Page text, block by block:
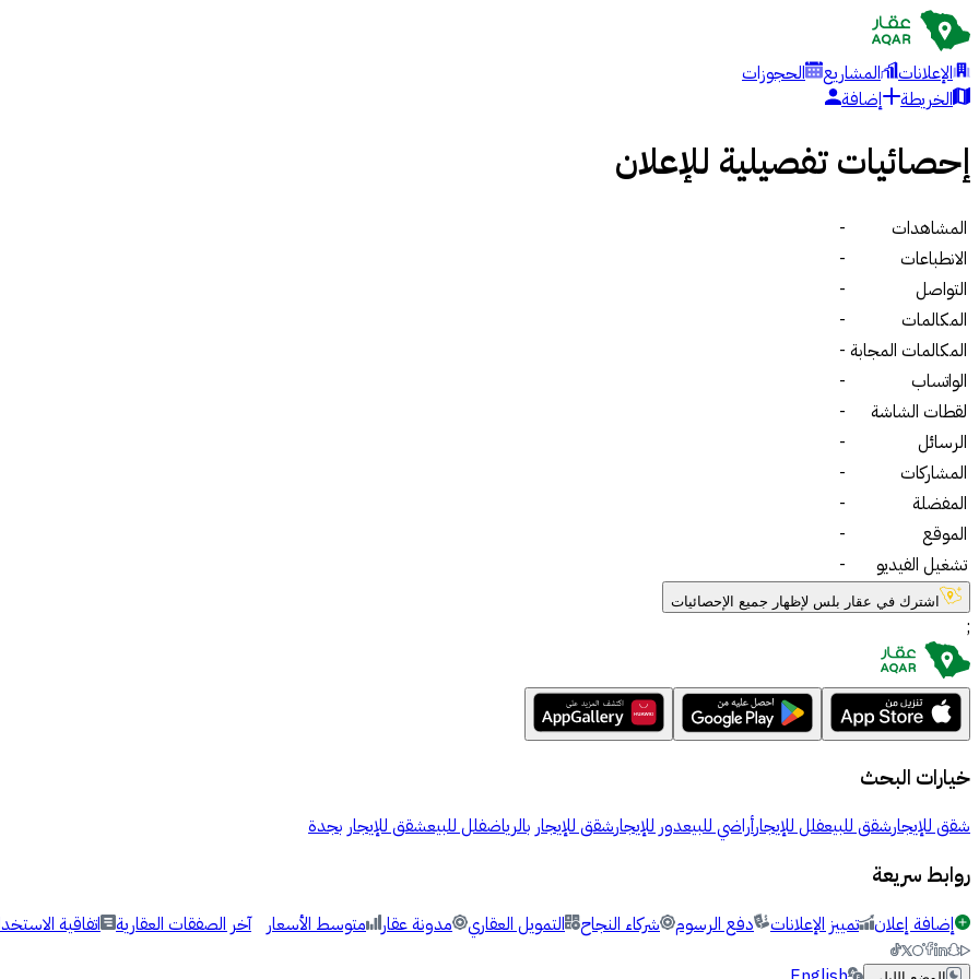
الإعلانات المشاريع
الحجوزات
الخريطة
إضافة
إحصائيات تفصيلية للإعلان
المشاهدات
-
الانطباعات
-
التواصل
-
المكالمات
-
المكالمات المجابة -
الواتساب
-
لقطات الشاشة
-
الرسائل
-
المشاركات
-
المفضلة
-
الموقع
-
تشغيل الفيديو
-
اشترك في عقار بلس لإظهار جميع الإحصائيات
;
خيارات البحث
شقق للإيجارشقق للبيعفلل للإيجارأراضي للبيعدور للإيجارشقق للإيجار بالرياضفلل للبيعشقق للإيجار بجدة
روابط سريعة
إضافة إعلان تمييز الإعلانات دفع الرسوم شركاء النجاح التمويل العقاري مدونة عقار متوسط الأسعار آخر الصفقات العقارية اتفاقية